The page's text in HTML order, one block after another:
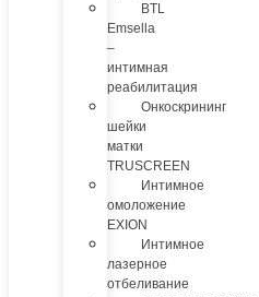
BTL
Emsella
–
интимная
реабилитация
Онкоскрининг
шейки
матки
TRUSCREEN
Интимное
омоложение
EXION
Интимное
лазерное
отбеливание